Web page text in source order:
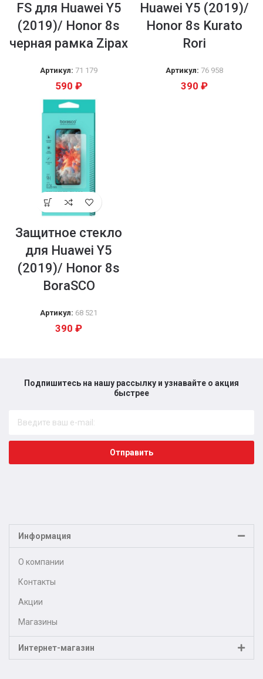
FS для Huawei Y5
(2019)/ Honor 8s
черная рамка Zipax
Артикул: 71 179
590 ₽
Huawei Y5 (2019)/
Honor 8s Kurato
Rori
Артикул: 76 958
390 ₽
Защитное стекло
для Huawei Y5
(2019)/ Honor 8s
BoraSCO
Артикул: 68 521
390 ₽
Подпишитесь на нашу рассылку и узнавайте о акция
быстрее​
Отправить
Информация
О компании
Контакты
Акции
Магазины
Интернет-магазин